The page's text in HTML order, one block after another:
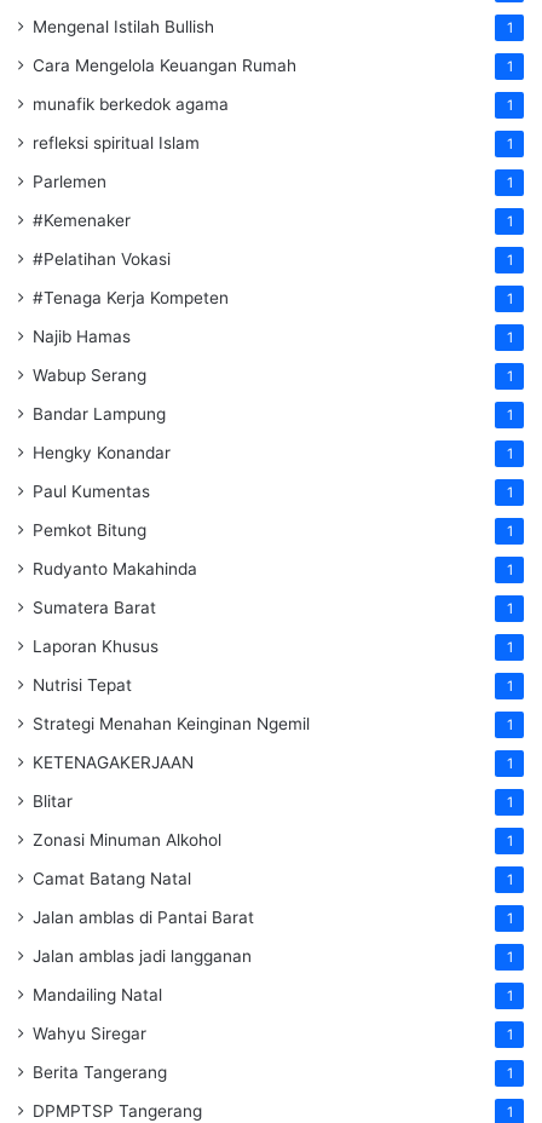
Mengenal Istilah Bullish 1
Cara Mengelola Keuangan Rumah 1
munafik berkedok agama 1
refleksi spiritual Islam 1
Parlemen 1
#Kemenaker 1
#Pelatihan Vokasi 1
#Tenaga Kerja Kompeten 1
Najib Hamas 1
Wabup Serang 1
Bandar Lampung 1
Hengky Konandar 1
Paul Kumentas 1
Pemkot Bitung 1
Rudyanto Makahinda 1
Sumatera Barat 1
Laporan Khusus 1
Nutrisi Tepat 1
Strategi Menahan Keinginan Ngemil 1
KETENAGAKERJAAN 1
Blitar 1
Zonasi Minuman Alkohol 1
Camat Batang Natal 1
Jalan amblas di Pantai Barat 1
Jalan amblas jadi langganan 1
Mandailing Natal 1
Wahyu Siregar 1
Berita Tangerang 1
DPMPTSP Tangerang 1